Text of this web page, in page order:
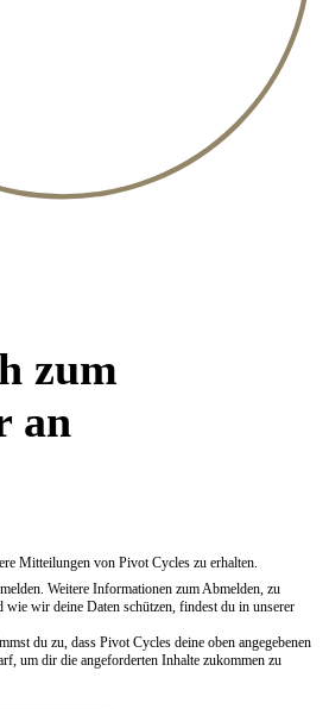
zum
an
Mitteilungen von Pivot Cycles zu erhalten.
Weitere Informationen zum Abmelden, zu
wie wir deine Daten schützen, findest du in unserer
du zu, dass Pivot Cycles deine oben angegebenen
um dir die angeforderten Inhalte zukommen zu